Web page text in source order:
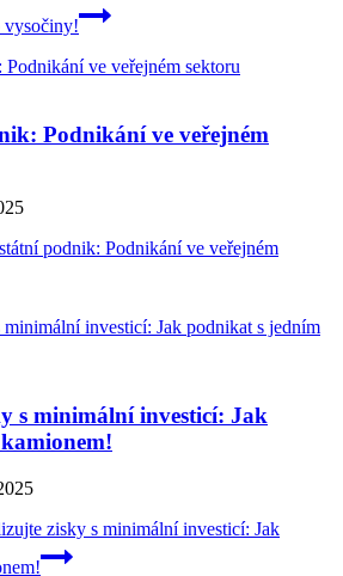
vysočiny!
Podnikání ve veřejném
podnik: Podnikání ve veřejném
s minimální investicí: Jak
zisky s minimální investicí: Jak